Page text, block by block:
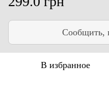
Сообщить,
В избранное